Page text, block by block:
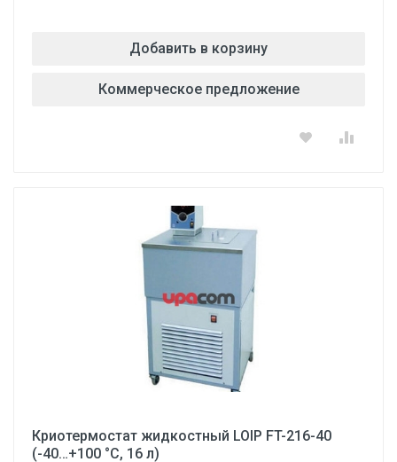
Добавить в корзину
Коммерческое предложение
Криотермостат жидкостный LOIP FT-216-40
(-40…+100 °С, 16 л)